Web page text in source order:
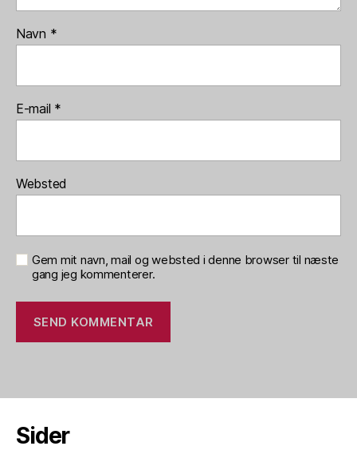
Navn *
E-mail *
Websted
Gem mit navn, mail og websted i denne browser til næste
gang jeg kommenterer.
Sider